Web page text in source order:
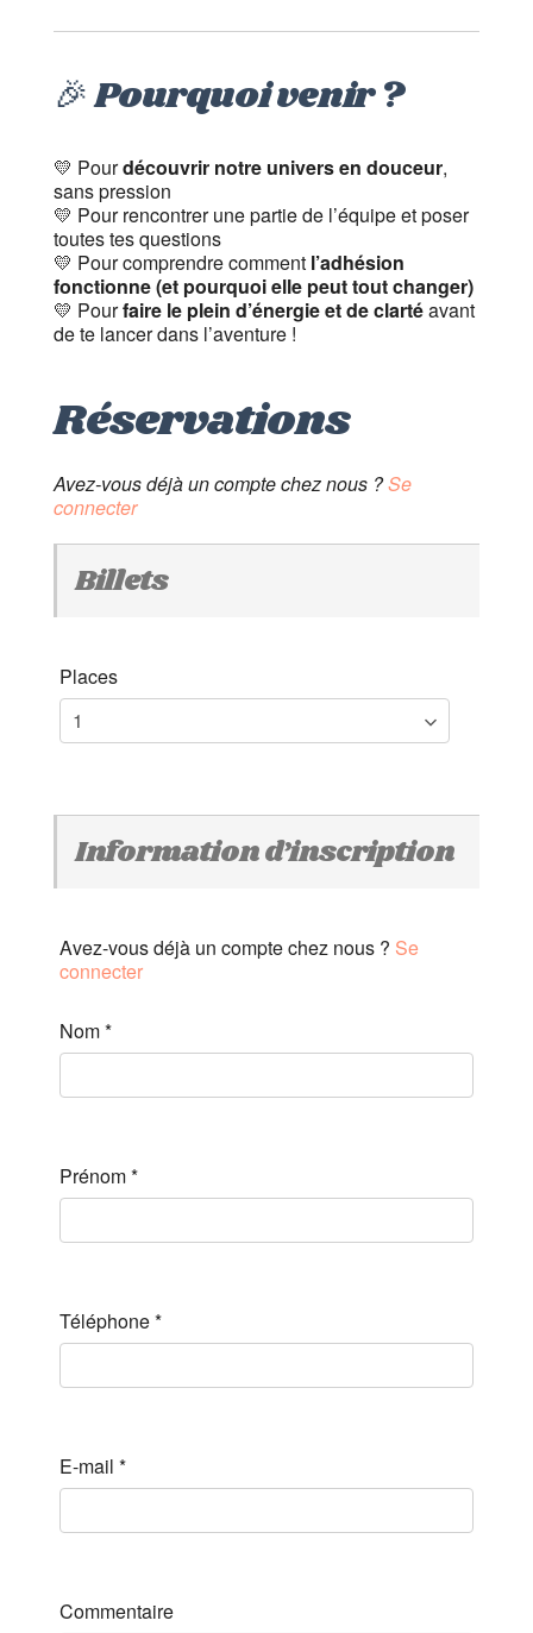
🎉 Pourquoi venir ?
💛 Pourdécouvrir notre univers en douceur,
sans pression
💛 Pour rencontrer une partie de l’équipe et poser
toutes tes questions
💛 Pour comprendre comment l’adhésion
fonctionne (et pourquoi elle peut tout changer)
💛 Pourfaire le plein d’énergie et de clartéavant
de te lancer dans l’aventure !
Réservations
Avez-vous déjà un compte chez nous ?Se
connecter
Billets
Places
Information d’inscription
Avez-vous déjà un compte chez nous ? Se
connecter
Nom*
Prénom*
Téléphone*
E-mail *
Commentaire